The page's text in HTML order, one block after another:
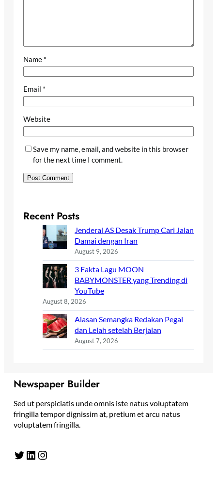
Name *
Email *
Website
Save my name, email, and website in this browser
for the next time I comment.
Recent Posts
Jenderal AS Desak Trump Cari Jalan
Damai dengan Iran
August 9, 2026
3 Fakta Lagu MOON
BABYMONSTER yang Trending di
YouTube
August 8, 2026
Alasan Semangka Redakan Pegal
dan Lelah setelah Berjalan
August 7, 2026
Newspaper Builder
Sed ut perspiciatis unde omnis iste natus voluptatem
fringilla tempor dignissim at, pretium et arcu natus
voluptatem fringilla.
Twitter LinkedIn Instagram